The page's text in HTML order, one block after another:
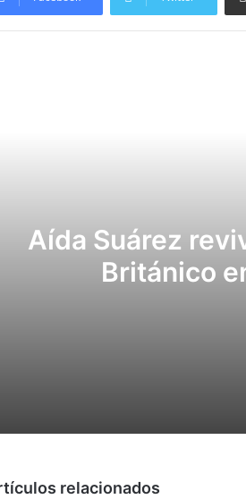
Aída Suárez
Británico
relacionados